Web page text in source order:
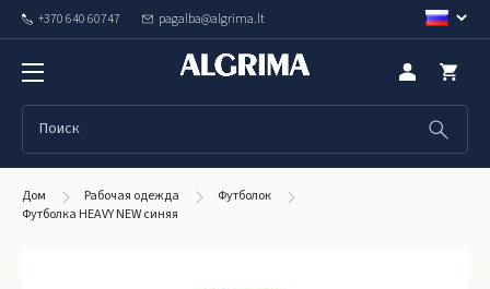
+370 640 60747 pagalba@algrima.lt
Дом Рабочая одежда
Футболок
Футболка HEAVY NEW синяя